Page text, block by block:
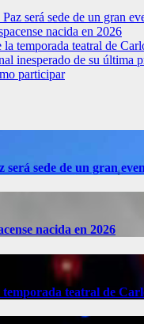
será sede de un gran
nacida en 2026
temporada teatral de
inesperado de su última
participar
sede de un gran
nacida en 2026
teatral de